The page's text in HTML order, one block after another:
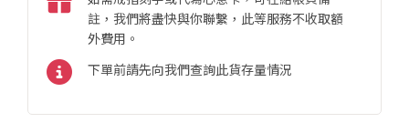
註，我們將盡快與你聯繫，此等服務不收取額
外費用。
下單前請先向我們查詢此貨存量情況